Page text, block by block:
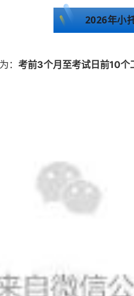
2026年小
： 考前3个月至考试日前10个